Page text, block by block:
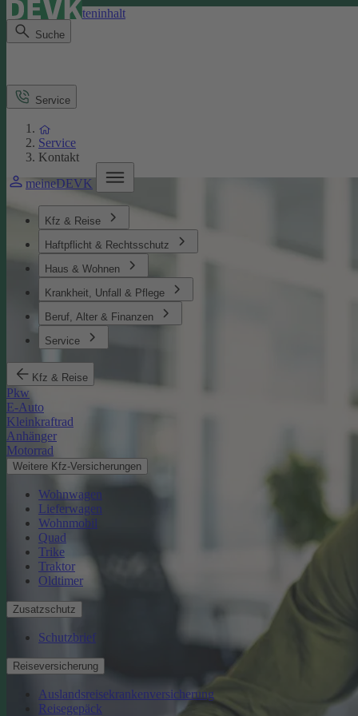
Direkt zum Seiteninhalt
Suche
meineDEVK
Kfz & Reise
Haftpflicht & Rechtsschutz
Haus & Wohnen
Krankheit, Unfall & Pflege
Beruf, Alter & Finanzen
Service
Kfz & Reise
Pkw
E-Auto
Kleinkraftrad
Anhänger
Motorrad
Weitere Kfz-Versicherungen
Wohnwagen
Lieferwagen
Wohnmobil
Quad
Trike
Traktor
Oldtimer
Zusatzschutz
Schutzbrief
Reiseversicherung
Auslandsreisekrankenversicherung
Reisegepäck
Service
Service
Kontakt